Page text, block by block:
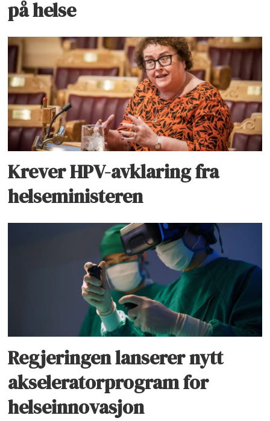
på helse
Krever HPV-avklaring fra
helseministeren
Regjeringen lanserer nytt
akseleratorprogram for
helseinnovasjon